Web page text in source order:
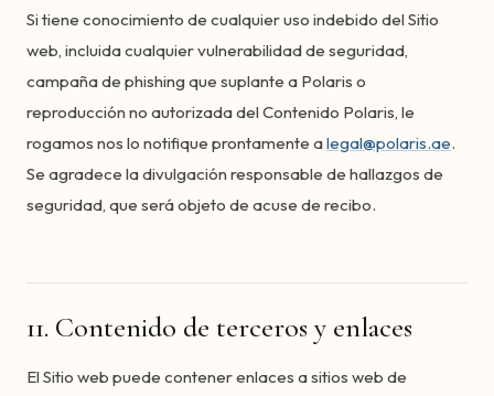
Si tiene conocimiento de cualquier uso indebido del Sitio
web, incluida cualquier vulnerabilidad de seguridad,
campaña de phishing que suplante a Polaris o
reproducción no autorizada del Contenido Polaris, le
rogamos nos lo notifique prontamente alegal@polaris.ae.
Se agradece la divulgación responsable de hallazgos de
seguridad, que será objeto de acuse de recibo.
11. Contenido de terceros y enlaces
El Sitio web puede contener enlaces a sitios web de